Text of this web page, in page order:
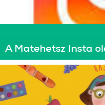
A Matehetsz Insta